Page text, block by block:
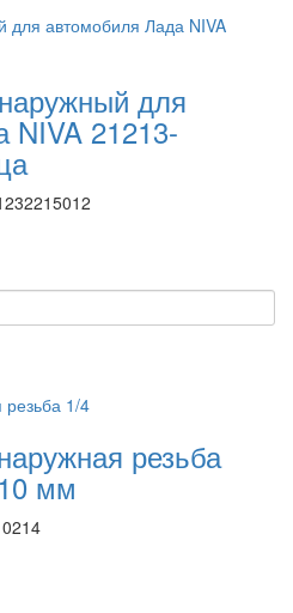
для
NIVA 21213-
резьба
мм